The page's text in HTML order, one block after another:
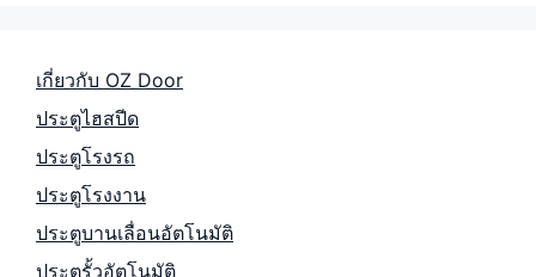
เกี่ยวกับ OZ Door
ประตูไฮสปีด
ประตูโรงรถ
ประตูโรงงาน
ประตูบานเลื่อนอัตโนมัติ
ประตูรั้วอัตโนมัติ